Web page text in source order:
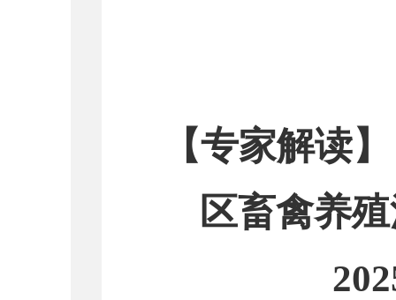
【专家解读
区畜禽养